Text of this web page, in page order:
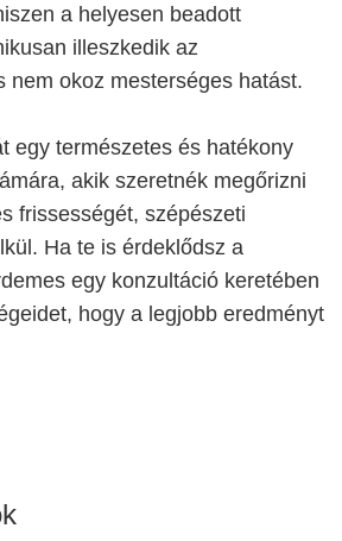
a helyesen beadott
illeszkedik az
nem okoz mesterséges hatást.
egy természetes és hatékony
akik szeretnék megőrizni
frissességét, szépészeti
Ha te is érdeklődsz a
egy konzultáció keretében
hogy a legjobb eredményt